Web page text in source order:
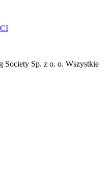
Sp. z o. o. Wszystkie